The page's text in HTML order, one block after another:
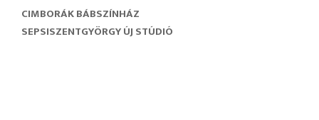
CIMBORÁK BÁBSZÍNHÁZ
SEPSISZENTGYÖRGY ÚJ STÚDIÓ